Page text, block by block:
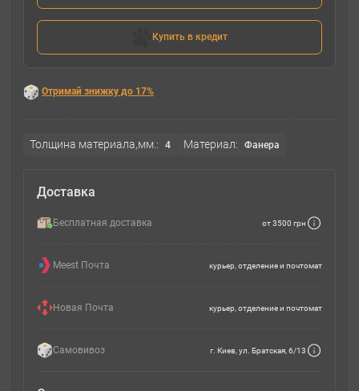
Купить в кредит
Отримай знижку до 17%
Толщина материала,мм.: 4 Материал: Фанера
Доставка
Бесплатная доставка от 3500 грн
Meest Почта курьер, отделение и почтомат
Новая Почта курьер, отделение и почтомат
Самовивоз г. Киев, ул. Братская, 6/13